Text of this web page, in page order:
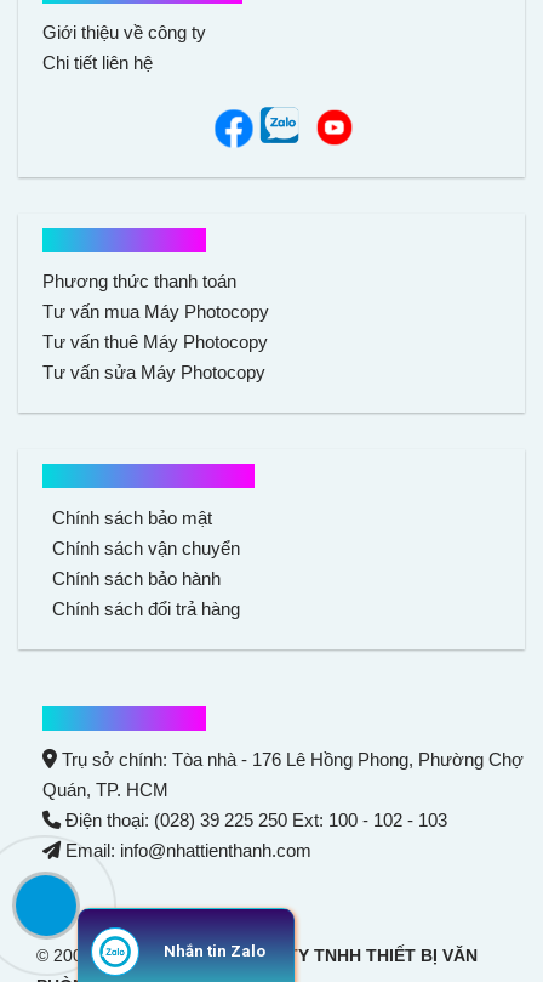
Giới thiệu về công ty
Chi tiết liên hệ
Phương thức thanh toán
Tư vấn mua Máy Photocopy
Tư vấn thuê Máy Photocopy
Tư vấn sửa Máy Photocopy
Chính sách bảo mật
Chính sách vận chuyển
Chính sách bảo hành
Chính sách đổi trả hàng
Trụ sở chính: Tòa nhà - 176 Lê Hồng Phong, Phường Chợ
Quán, TP. HCM
Điện thoại: (028) 39 225 250 Ext: 100 - 102 - 103
Email: info@nhattienthanh.com
© 2007 Bản quyền thuộc CÔNG TY TNHH THIẾT BỊ VĂN
Nhắn tin Zalo